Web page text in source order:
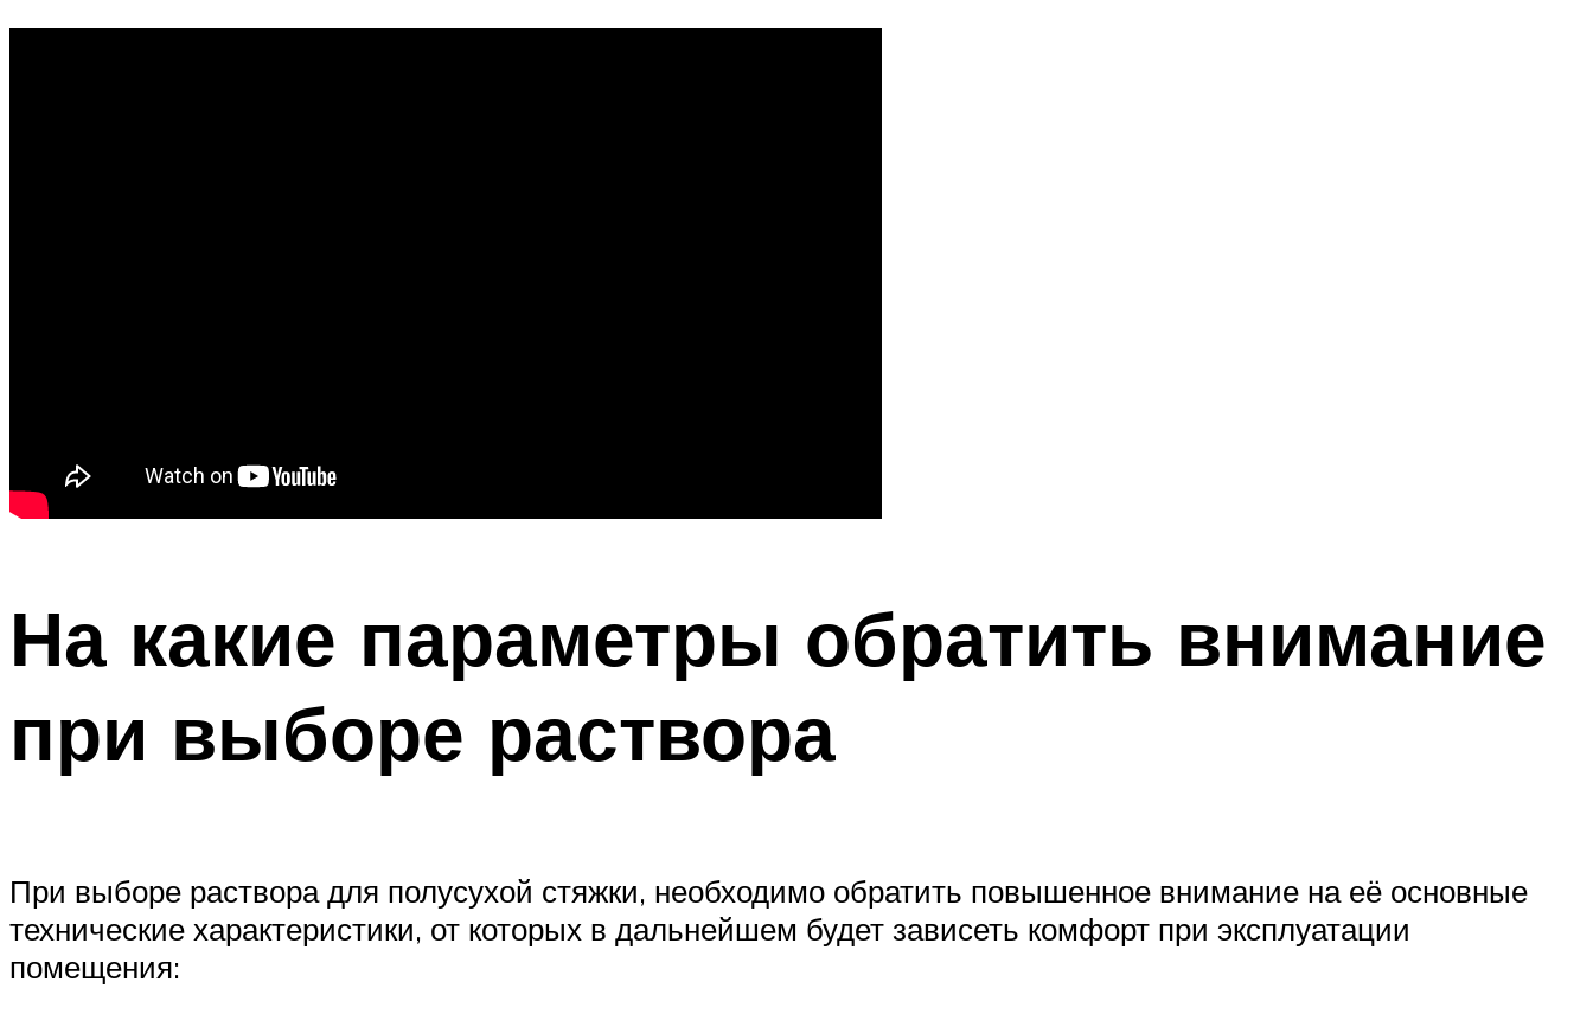
На какие параметры обратить внимание
при выборе раствора
При выборе раствора для полусухой стяжки, необходимо обратить повышенное внимание на её основные
технические характеристики, от которых в дальнейшем будет зависеть комфорт при эксплуатации
помещения: